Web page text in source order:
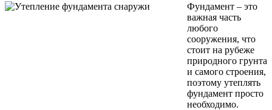
Фундамент – это
важная часть
любого
сооружения, что
стоит на рубеже
природного грунта
и самого строения,
поэтому утеплять
фундамент просто
необходимо.